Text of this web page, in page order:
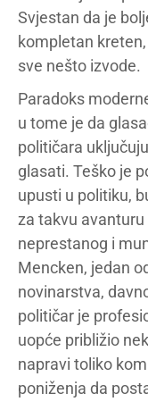
Svjestan da je
kompletan
sve nešto izvode.
Paradoks
u tome je da
političara
glasati. Teško je
upusti u politiku,
za takvu
neprestanog i
Mencken, jedan
novinarstva,
političar je
uopće približio
napravi toliko
poniženja da